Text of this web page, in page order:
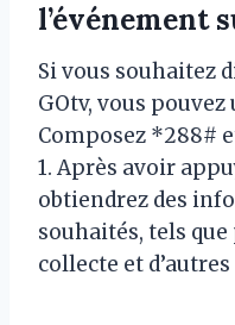
l’événement
Si vous souhaitez
GOtv, vous pouvez
Composez *288#
1. Après avoir
obtiendrez des
souhaités, tels
collecte et